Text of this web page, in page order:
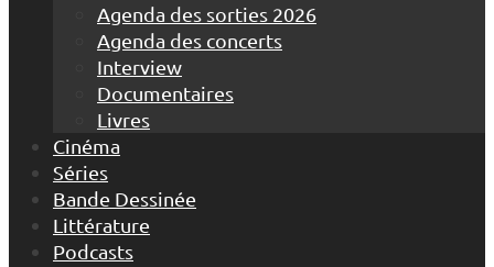
Agenda des sorties 2026
Agenda des concerts
Interview
Documentaires
Livres
Cinéma
Séries
Bande Dessinée
Littérature
Podcasts